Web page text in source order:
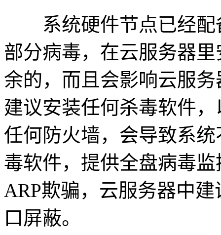
系统硬件节点已经配
部分病毒，在云服务器
余的，而且会影响云服
建议安装任何杀毒软件
任何防火墙，会导致系
毒软件，提供全盘病毒
ARP欺骗，云服务器中
口屏蔽。